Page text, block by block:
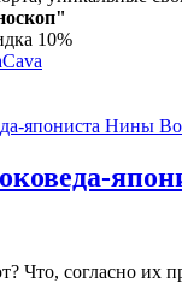
10%
Что, согласно их